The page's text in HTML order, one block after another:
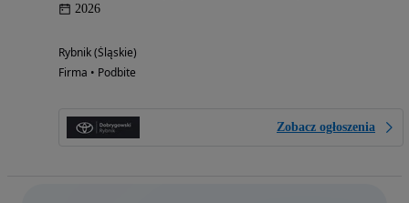
2026
Rybnik (Śląskie)
Firma • Podbite
Zobacz ogłoszenia